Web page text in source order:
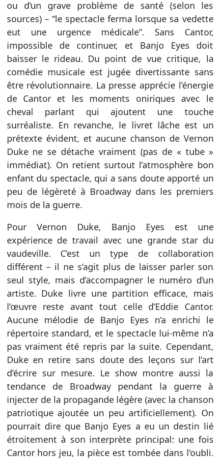
ou d’un grave problème de santé (selon les
sources) – “le spectacle ferma lorsque sa vedette
eut une urgence médicale”. Sans Cantor,
impossible de continuer, et Banjo Eyes doit
baisser le rideau. Du point de vue critique, la
comédie musicale est jugée divertissante sans
être révolutionnaire. La presse apprécie l’énergie
de Cantor et les moments oniriques avec le
cheval parlant qui ajoutent une touche
surréaliste. En revanche, le livret lâche est un
prétexte évident, et aucune chanson de Vernon
Duke ne se détache vraiment (pas de « tube »
immédiat). On retient surtout l’atmosphère bon
enfant du spectacle, qui a sans doute apporté un
peu de légèreté à Broadway dans les premiers
mois de la guerre.
Pour Vernon Duke, Banjo Eyes est une
expérience de travail avec une grande star du
vaudeville. C’est un type de collaboration
différent – il ne s’agit plus de laisser parler son
seul style, mais d’accompagner le numéro d’un
artiste. Duke livre une partition efficace, mais
l’œuvre reste avant tout celle d’Eddie Cantor.
Aucune mélodie de Banjo Eyes n’a enrichi le
répertoire standard, et le spectacle lui-même n’a
pas vraiment été repris par la suite. Cependant,
Duke en retire sans doute des leçons sur l’art
d’écrire sur mesure. Le show montre aussi la
tendance de Broadway pendant la guerre à
injecter de la propagande légère (avec la chanson
patriotique ajoutée un peu artificiellement). On
pourrait dire que Banjo Eyes a eu un destin lié
étroitement à son interprète principal: une fois
Cantor hors jeu, la pièce est tombée dans l’oubli.